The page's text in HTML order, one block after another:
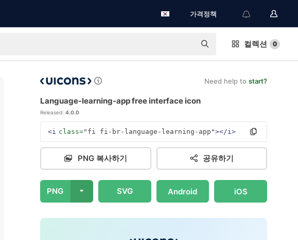
가격정책
컬렉션 0
Need help to start?
Language-learning-app free interface icon
Released: 4.0.0
<i class="fi fi-br-language-learning-app"></i>
PNG 복사하기 공유하기
PNG SVG Android iOS